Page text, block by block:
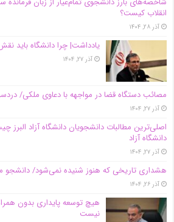
انقلاب کیست؟
آذر ۲۸, ۱۴۰۴
یادداشت| چرا دانشگاه باید
آذر ۲۷, ۱۴۰۴
مصائب دستگاه قضا در مواجهه با دعاوی ملکی/
آذر ۲۷, ۱۴۰۴
اصلی‌ترین مطالبات دانشجویان دانشگاه آزاد
دانشگاه آز‌اد
آذر ۲۷, ۱۴۰۴
هشداری تاریخی که هنوز شنیده نمی‌شود/ دانشجو
آذر ۲۶, ۱۴۰۴
هیچ توسعه پایداری بدون
نیست